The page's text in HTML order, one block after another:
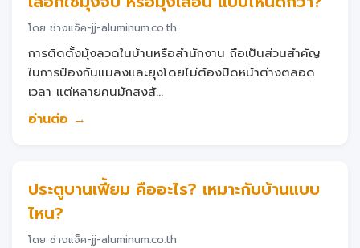
โดย ช่างแจ็ค-jj-aluminum.co.th
การติดตั้งมุ้งลวดในบ้านหรือสำนักงาน ถือเป็นส่วนสำคัญ
ในการป้องกันแมลงและยุงโดยไม่ต้องปิดหน้าต่างตลอด
เวลา แต่หลายคนมักสงสั...
อ่านต่อ →
ประตูบานเฟี้ยม คืออะไร? เหมาะกับบ้านแบบ
ไหน?
โดย ช่างแจ็ค-jj-aluminum.co.th